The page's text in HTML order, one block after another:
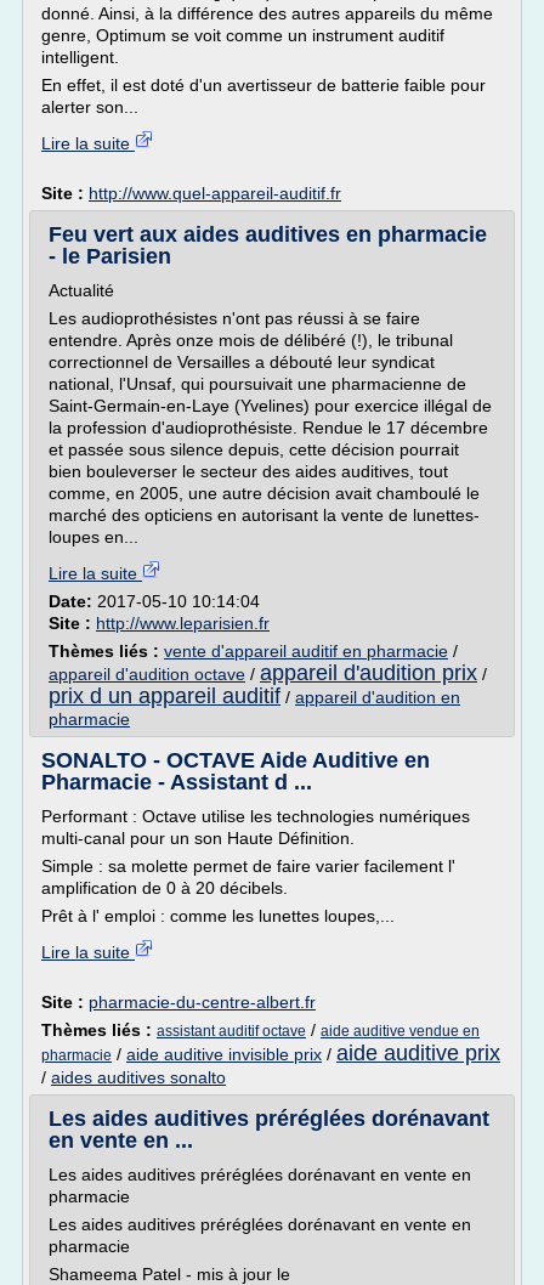
donné. Ainsi, à la différence des autres appareils du même
genre, Optimum se voit comme un instrument auditif
intelligent.
En effet, il est doté d'un avertisseur de batterie faible pour
alerter son...
Lire la suite
Site : http://www.quel-appareil-auditif.fr
Feu vert aux aides auditives en pharmacie
- le Parisien
Actualité
Les audioprothésistes n'ont pas réussi à se faire
entendre. Après onze mois de délibéré (!), le tribunal
correctionnel de Versailles a débouté leur syndicat
national, l'Unsaf, qui poursuivait une pharmacienne de
Saint-Germain-en-Laye (Yvelines) pour exercice illégal de
la profession d'audioprothésiste. Rendue le 17 décembre
et passée sous silence depuis, cette décision pourrait
bien bouleverser le secteur des aides auditives, tout
comme, en 2005, une autre décision avait chamboulé le
marché des opticiens en autorisant la vente de lunettes-
loupes en...
Lire la suite
Date: 2017-05-10 10:14:04
Site : http://www.leparisien.fr
Thèmes liés : vente d'appareil auditif en pharmacie /
appareil d'audition octave / appareil d'audition prix /
prix d un appareil auditif / appareil d'audition en
pharmacie
SONALTO - OCTAVE Aide Auditive en
Pharmacie - Assistant d ...
Performant : Octave utilise les technologies numériques
multi-canal pour un son Haute Définition.
Simple : sa molette permet de faire varier facilement l'
amplification de 0 à 20 décibels.
Prêt à l' emploi : comme les lunettes loupes,...
Lire la suite
Site : pharmacie-du-centre-albert.fr
Thèmes liés : assistant auditif octave / aide auditive vendue en
pharmacie / aide auditive invisible prix / aide auditive prix
/ aides auditives sonalto
Les aides auditives préréglées dorénavant
en vente en ...
Les aides auditives préréglées dorénavant en vente en
pharmacie
Les aides auditives préréglées dorénavant en vente en
pharmacie
Shameema Patel - mis à jour le